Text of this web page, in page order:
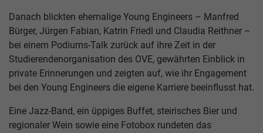
Danach blickten ehemalige Young Engineers – Manfred
Bürger, Jürgen Fabian, Katrin Friedl und Claudia Reithner –
bei einem Podiums-Talk zurück auf ihre Zeit in der
Studierendenorganisation des OVE, gewährten Einblick in
private Erinnerungen und zeigten auf, wie ihr Engagement
bei den Young Engineers die eigene Karriere beeinflusst hat.
Eine Jazz-Band, ein üppiges Buffet, steirisches Bier und
regionaler Wein sowie eine Fotobox rundeten das